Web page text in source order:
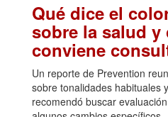
Qué dice el
sobre la salud y
conviene
Un reporte de Prevention
sobre tonalidades habituales
recomendó buscar